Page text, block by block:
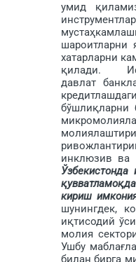
умид
шароитларни
хатарларни
қилади.
давлат
инклюзив
кириш
шунингдек,
иқтисодий
молия
Ушбу
билан бирга